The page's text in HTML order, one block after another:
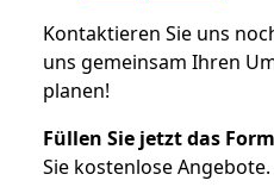
Kontaktieren Sie uns
uns gemeinsam Ihren
planen!
Füllen Sie jetzt das
Sie kostenlose Angebote.